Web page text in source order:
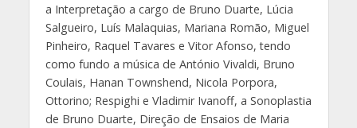
a Interpretação a cargo de Bruno Duarte, Lúcia
Salgueiro, Luís Malaquias, Mariana Romão, Miguel
Pinheiro, Raquel Tavares e Vitor Afonso, tendo
como fundo a música de António Vivaldi, Bruno
Coulais, Hanan Townshend, Nicola Porpora,
Ottorino; Respighi e Vladimir Ivanoff, a Sonoplastia
de Bruno Duarte, Direção de Ensaios de Maria